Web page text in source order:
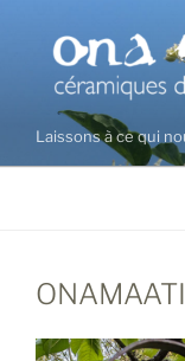
contenu
principal
Laissons à ce qui